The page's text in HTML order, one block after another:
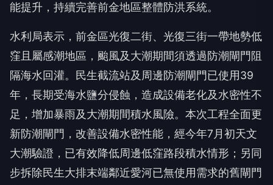
能提升，持續完善前金地區整體防洪系統。
水利局表示，前金區光復二街、光復三街一帶地勢低
窪且屬感潮地區，颱風及大潮期間須透過防潮閘門阻
隔海水回灌。民生截流站及周邊防潮閘門已使用39
年，長期受海水鹽分侵蝕，造成設備老化及水密性不
足，增加暴雨及大潮期間積水風險。本次工程全面更
新防潮閘門，改善設備水密性能，經今年7月初天文
大潮驗證，已有效降低周邊低窪路段積水情形；另同
步拆除民生大排末端鄰近愛河已無使用需求的舊閘門